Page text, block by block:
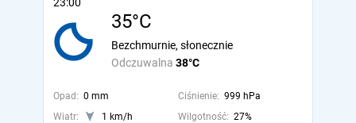
35°C
Odczuwalna 38°C
Bezchmurnie, słonecznie
Opad: 0 mm Ciśnienie: 999 hPa
Wiatr:
1 km/h Wilgotność: 27%